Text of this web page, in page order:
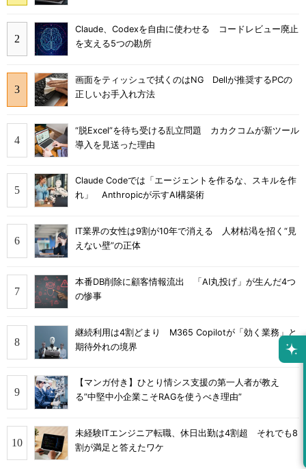
Claude、Codexを自由に使わせる コードレビュー廃止
を支える5つの勘所
画面をティッシュで拭くのはNG Dellが推奨するPCの
正しいお手入れ方法
“脱Excel”を待ち受ける乱立問題 カカクコムが新ツール
導入を見送った理由
Claude Codeでは「エージェントを作るな、スキルを作
れ」 Anthropicが示すAI構築術
IT業界の女性は9割が10年で消える 人材枯渇を招く“見
えない壁”の正体
本番DB削除に顧客情報流出 「AI丸投げ」が生んだ4つ
の惨事
継続利用は4割どまり M365 Copilotが「効く業務」と
期待外れの境界
【マンガ付き】ひとり情シス支援の第一人者が教え
る”中堅中小企業こそRAGを使うべき理由”
未経験ITエンジニア転職、休日出勤は4割超 それでも8
割が満足と答えたワケ